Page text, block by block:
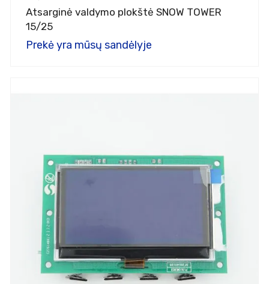
Atsarginė valdymo plokštė SNOW TOWER
15/25
Prekė yra mūsų sandėlyje